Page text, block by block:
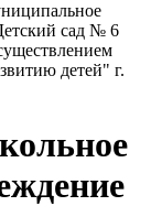
сад № 6
детей" г.